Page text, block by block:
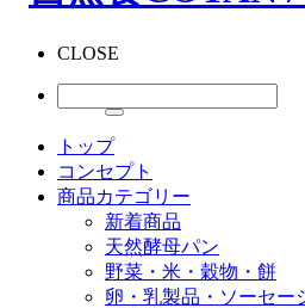
CLOSE
トップ
コンセプト
商品カテゴリー
新着商品
天然酵母パン
野菜・米・穀物・餅
卵・乳製品・ソーセー